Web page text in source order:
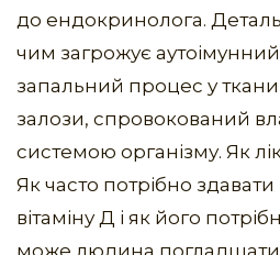
до ендокринолога.
чим загрожує
запальний процес у
залози, спровокований
системою організму. Як
Як часто потрібно
вітаміну Д і як його